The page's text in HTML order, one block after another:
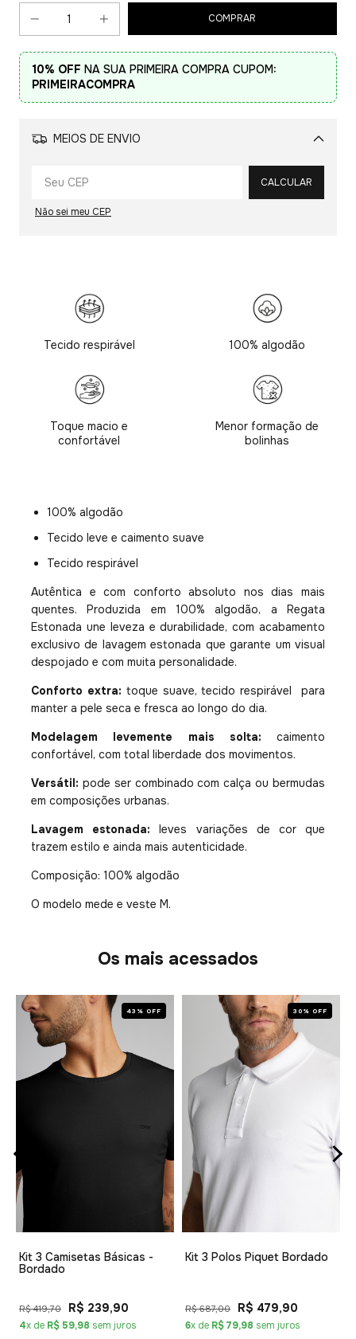
10% OFF NA SUA PRIMEIRA COMPRA CUPOM:
PRIMEIRACOMPRA
MEIOS DE ENVIO
Alterar CEP
CALCULAR
Não sei meu CEP
Tecido respirável 100% algodão
Toque macio e
confortável
Menor formação de
bolinhas
100% algodão
Tecido leve e caimento suave
Tecido respirável
Autêntica e com conforto absoluto nos dias mais
quentes. Produzida em 100% algodão, a Regata
Estonada une leveza e durabilidade, com acabamento
exclusivo de lavagem estonada que garante um visual
despojado e com muita personalidade.
Conforto extra: toque suave, tecido respirável para
manter a pele seca e fresca ao longo do dia.
Modelagem levemente mais solta: caimento
confortável, com total liberdade dos movimentos.
Versátil: pode ser combinado com calça ou bermudas
em composições urbanas.
Lavagem estonada: leves variações de cor que
trazem estilo e ainda mais autenticidade.
Composição: 100% algodão
O modelo mede e veste M.
Os mais acessados
43% OFF
Kit 3 Camisetas Básicas -
Bordado
R$ 419,70 R$ 239,90
4x de R$ 59,98 sem juros
30% OFF
Kit 3 Polos Piquet Bordado
R$ 687,00 R$ 479,90
6x de R$ 79,98 sem juros